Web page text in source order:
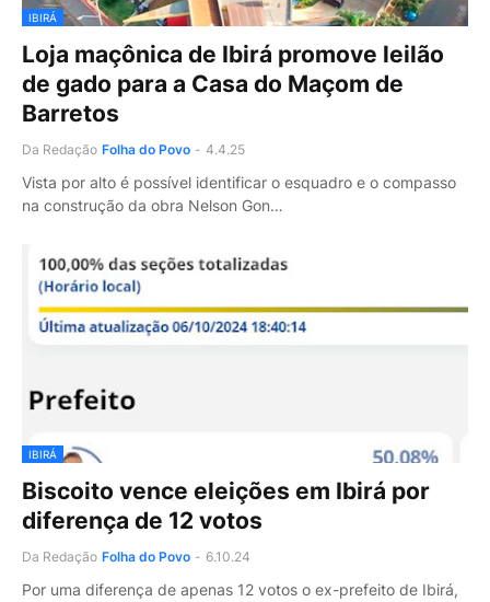
IBIRÁ
Loja maçônica de Ibirá promove leilão
de gado para a Casa do Maçom de
Barretos
Da Redação Folha do Povo - 4.4.25
Vista por alto é possível identificar o esquadro e o compasso
na construção da obra Nelson Gon…
IBIRÁ
Biscoito vence eleições em Ibirá por
diferença de 12 votos
Da Redação Folha do Povo - 6.10.24
Por uma diferença de apenas 12 votos o ex-prefeito de Ibirá,